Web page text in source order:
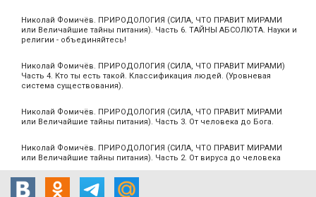
Николай Фомичёв. ПРИРОДОЛОГИЯ (СИЛА, ЧТО ПРАВИТ МИРАМИ
или Величайшие тайны питания). Часть 6. ТАЙНЫ АБСОЛЮТА. Науки и
религии - объединяйтесь!
Николай Фомичёв. ПРИРОДОЛОГИЯ (СИЛА, ЧТО ПРАВИТ МИРАМИ)
Часть 4. Кто ты есть такой. Классификация людей. (Уровневая
система существования).
Николай Фомичёв. ПРИРОДОЛОГИЯ (СИЛА, ЧТО ПРАВИТ МИРАМИ
или Величайшие тайны питания). Часть 3. От человека до Бога.
Николай Фомичёв. ПРИРОДОЛОГИЯ (СИЛА, ЧТО ПРАВИТ МИРАМИ
или Величайшие тайны питания). Часть 2. От вируса до человека